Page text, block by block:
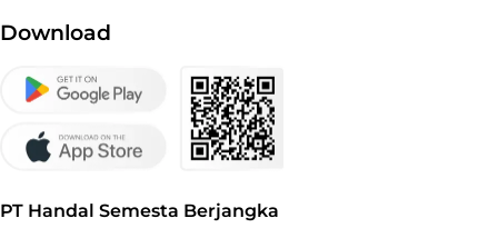
Download
PT Handal Semesta Berjangka